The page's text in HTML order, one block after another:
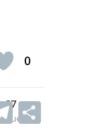
87
Vues
T
0